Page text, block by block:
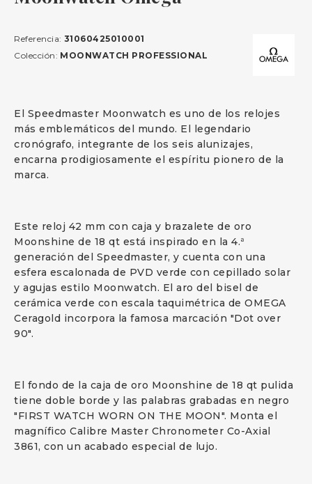
El Speedmaster Moonwatch es uno de los relojes
más emblemáticos del mundo. El legendario
cronógrafo, integrante de los seis alunizajes,
encarna prodigiosamente el espíritu pionero de la
marca.
Este reloj 42 mm con caja y brazalete de oro
Moonshine de 18 qt está inspirado en la 4.ª
generación del Speedmaster, y cuenta con una
esfera escalonada de PVD verde con cepillado solar
y agujas estilo Moonwatch. El aro del bisel de
cerámica verde con escala taquimétrica de OMEGA
Ceragold incorpora la famosa marcación "Dot over
90".
El fondo de la caja de oro Moonshine de 18 qt pulida
tiene doble borde y las palabras grabadas en negro
"FIRST WATCH WORN ON THE MOON". Monta el
magnífico Calibre Master Chronometer Co-Axial
3861, con un acabado especial de lujo.
Referencia: 31060425010001
Colección: MOONWATCH PROFESSIONAL